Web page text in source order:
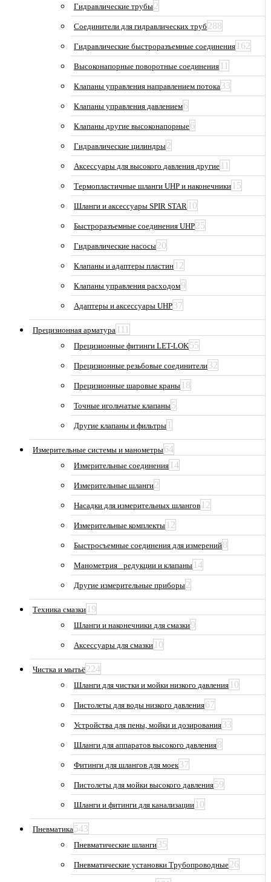
Гидравлические трубы2
Соединители для гидравлических труб 288
Гидравлические быстроразъемные соединения 162
Высоконапорные поворотные соединения 11
Клапаны управления направлением потока33
Клапаны управления давлением6
Клапаны другие высоконапорные6
Гидравлические цилиндры2
Аксессуары для высокого давления другие 11
Термопластичные шланги UHP и наконечники 15
Шланги и аксессуары SPIR STAR 10
Быстроразъемные соединения UHP25
Гидравлические насосы20
Клапаны и адаптеры пластин 12
Клапаны управления расходом9
Адаптеры и аксессуары UHP37
Прецизионная арматура 111
Прецизионные фитинги LET-LOK55
Прецизионные резьбовые соединители32
Прецизионные шаровые краны 18
Точные игольчатые клапаны5
Другие клапаны и фильтры 1
Измерительные системы и манометры64
Измерительные соединения 14
Измерительные шланги2
Насадки для измерительных шлангов 12
Измерительные комплекты 12
Быстросъемные соединения для измерений8
Манометрия_ редукции и клапаны 14
Другие измерительные приборы2
Техника смазки 19
Шланги и наконечники для смазки9
Аксессуары для смазки 10
Чистка и мытьё224
Шланги для чистки и мойки низкого давления 10
Пистолеты для воды низкого давления67
Устройства для пены, мойки и дозирования33
Шланги для аппаратов высокого давления8
Фитинги для шлангов для моек37
Пистолеты для мойки высокого давления59
Шланги и фитинги для канализации 10
Пневматика543
Пневматические шланги35
Пневматические установки Трубопроводные26